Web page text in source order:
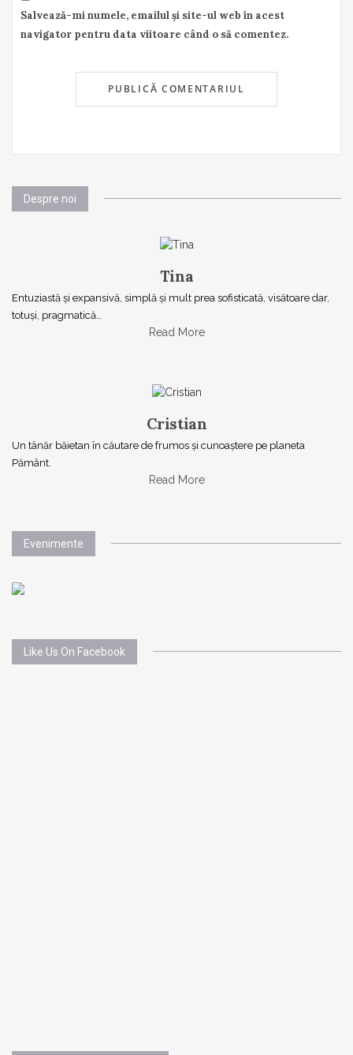
Salvează-mi numele, emailul și site-ul web în acest
navigator pentru data viitoare când o să comentez.
Despre noi
Tina
Entuziastă şi expansivă, simplă şi mult prea sofisticată, visătoare dar,
totuşi, pragmatică…
Read More
Cristian
Un tânăr băietan în căutare de frumos și cunoaștere pe planeta
Pământ.
Read More
Evenimente
Like Us On Facebook